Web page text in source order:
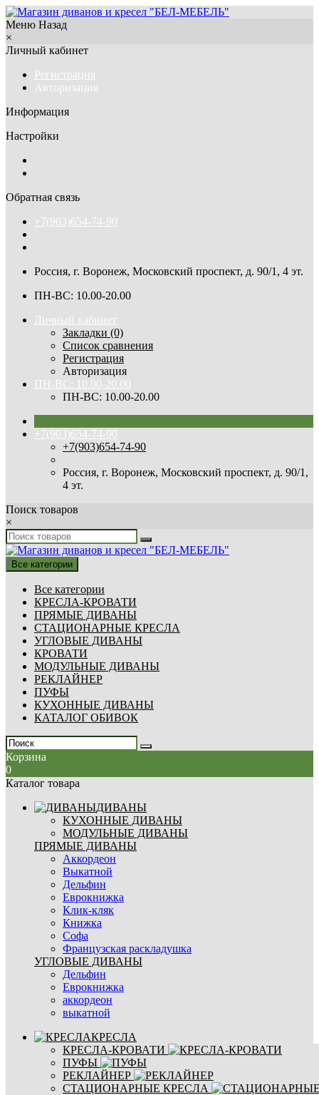
Меню Назад
×
Личный кабинет
Регистрация
Авторизация
Информация
Настройки
Обратная связь
+7(903)654-74-90
Россия, г. Воронеж, Московский проспект, д. 90/1, 4 эт.
ПН-ВС: 10.00-20.00
Личный кабинет
Закладки (0)
Список сравнения
Регистрация
Авторизация
ПН-ВС: 10.00-20.00
ПН-ВС: 10.00-20.00
+7(903)654-74-90
+7(903)654-74-90
Россия, г. Воронеж, Московский проспект, д. 90/1,
4 эт.
Поиск товаров
×
Все категории
Все категории
КРЕСЛА-КРОВАТИ
ПРЯМЫЕ ДИВАНЫ
СТАЦИОНАРНЫЕ КРЕСЛА
УГЛОВЫЕ ДИВАНЫ
КРОВАТИ
МОДУЛЬНЫЕ ДИВАНЫ
РЕКЛАЙНЕР
ПУФЫ
КУХОННЫЕ ДИВАНЫ
КАТАЛОГ ОБИВОК
Корзина
0
Каталог товара
ДИВАНЫ
КУХОННЫЕ ДИВАНЫ
МОДУЛЬНЫЕ ДИВАНЫ
ПРЯМЫЕ ДИВАНЫ
Аккордеон
Выкатной
Дельфин
Еврокнижка
Клик-кляк
Книжка
Софа
Французская раскладушка
УГЛОВЫЕ ДИВАНЫ
Дельфин
Еврокнижка
аккордеон
выкатной
КРЕСЛА
КРЕСЛА-КРОВАТИ
ПУФЫ
РЕКЛАЙНЕР
СТАЦИОНАРНЫЕ КРЕСЛА